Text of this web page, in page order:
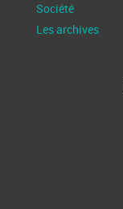
Société
Les archives